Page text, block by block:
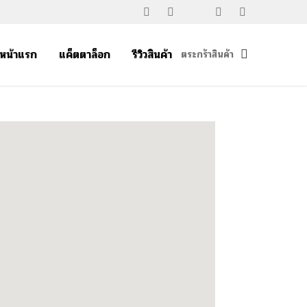
หน้าแรก แค็ตตาล็อก รีวิวสินค้า ตระกร้าสินค้า